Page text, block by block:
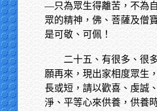
—只為眾生得離苦，不為
眾的精神，佛、菩薩及僧
是可敬、可佩！
二十五、有很多、很
願再來，現出家相度眾生
長或短，請以歡喜、虔誠
淨、平等心來供養，供養